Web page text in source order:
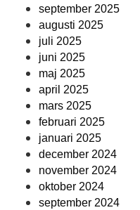
september 2025
augusti 2025
juli 2025
juni 2025
maj 2025
april 2025
mars 2025
februari 2025
januari 2025
december 2024
november 2024
oktober 2024
september 2024